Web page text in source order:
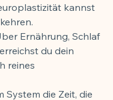
kannst
Ernährung, Schlaf
du dein
reines
System die Zeit, die